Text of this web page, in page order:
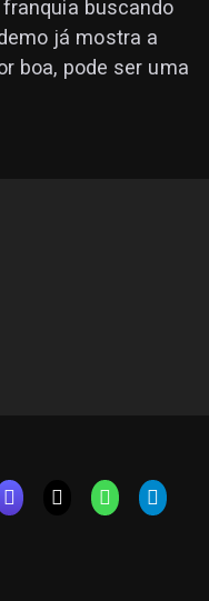
buscando
já mostra a
boa, pode ser uma